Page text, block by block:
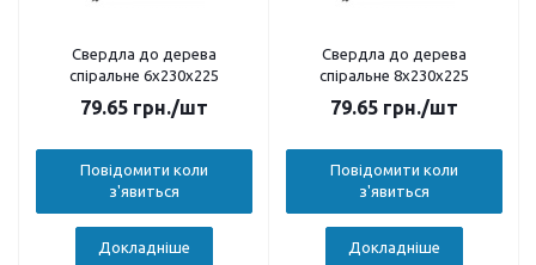
Свердла до дерева
спіральне 6х230х225
79.65 грн./шт
Повідомити коли
з'явиться
Докладніше
Свердла до дерева
спіральне 8х230х225
79.65 грн./шт
Повідомити коли
з'явиться
Докладніше